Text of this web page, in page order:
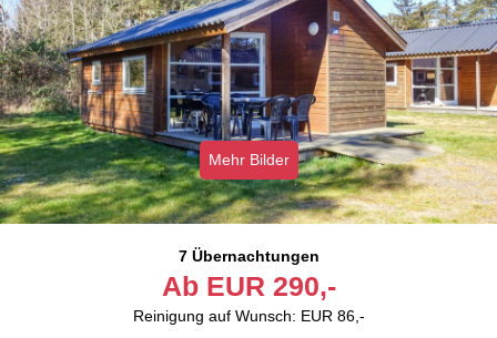
Mehr Bilder
7 Übernachtungen
Ab EUR 290,-
Reinigung auf Wunsch: EUR 86,-